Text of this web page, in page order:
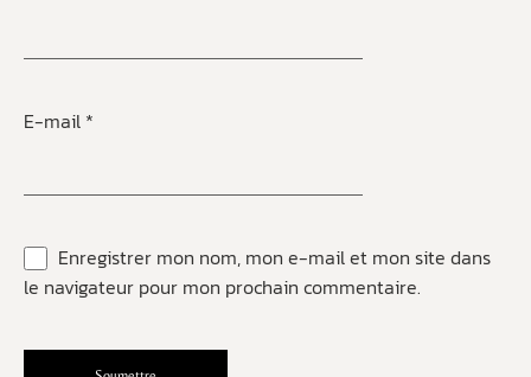
E-mail *
Enregistrer mon nom, mon e-mail et mon site dans
le navigateur pour mon prochain commentaire.